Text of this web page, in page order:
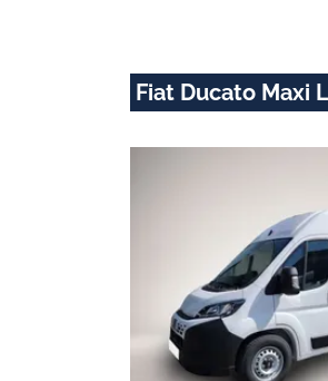
Fiat Ducato Maxi